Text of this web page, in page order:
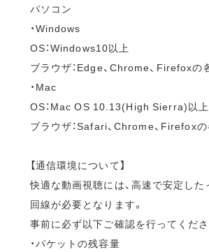
パソコン
・Windows
OS：Windows10以上
ブラウザ：Edge、Chrome、Firefoxの
・Mac
OS：Mac OS 10.13(High Sierra)以上
ブラウザ：Safari、Chrome、Firefox
【通信環境について】
快適な動画視聴には、高速で安定した
回線が必要となります。
事前に必ず以下ご確認を行ってくださ
・パケットの残容量